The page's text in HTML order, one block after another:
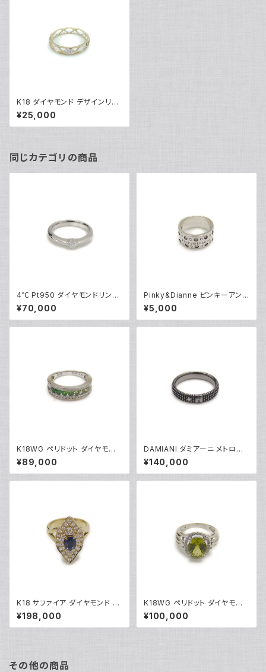
K18 ダイヤモンド デザインリン
グ 18金 指輪 12号 Y04173
¥25,000
同じカテゴリの商品
4℃ Pt950 ダイヤモンドリング
[True Love] プラチナ 指輪 8
号 Y05242
¥70,000
Pinky&Dianne ピンキーアンド
ダイアン シルバーリング 指輪 9
号 Y04624
¥5,000
K18WG ペリドット ダイヤモンド
デザインリング 18金 ホワイトゴ
ールド 指輪 12号 Y05244
¥89,000
DAMIANI ダミアーニ メトロポ
リタンドリーム 1Pダイヤモンド
リング K18WG 18金 指輪 17号
Y05256
¥140,000
K18 サファイア ダイヤモンド デ
ザインリング 18金 指輪 12号 Y
05246
¥198,000
K18WG ペリドット ダイヤモンド
デザインリング 18金 ホワイトゴ
ールド 指輪 9号 Y04916
¥100,000
その他の商品